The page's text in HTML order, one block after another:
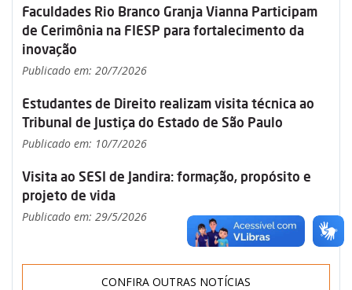
Faculdades Rio Branco Granja Vianna Participam
de Cerimônia na FIESP para fortalecimento da
inovação
Publicado em: 20/7/2026
Estudantes de Direito realizam visita técnica ao
Tribunal de Justiça do Estado de São Paulo
Publicado em: 10/7/2026
Visita ao SESI de Jandira: formação, propósito e
projeto de vida
Publicado em: 29/5/2026
CONFIRA OUTRAS NOTÍCIAS